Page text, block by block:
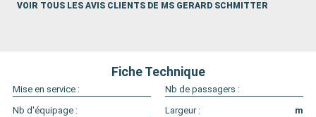
VOIR TOUS LES AVIS CLIENTS DE MS GERARD SCHMITTER
Fiche Technique
Mise en service :
Nb de passagers :
Nb d'équipage :
Largeur :
m